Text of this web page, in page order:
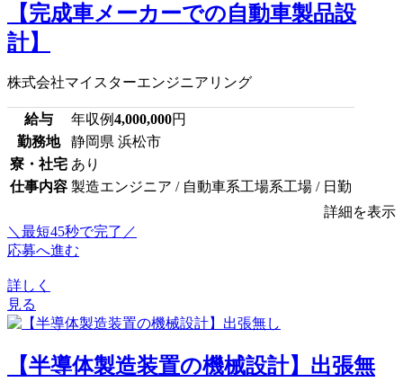
【完成車メーカーでの自動車製品設
計】
株式会社マイスターエンジニアリング
給与 年収例4,000,000円
勤務地
静岡県 浜松市
寮・社宅 あり
仕事内容 製造エンジニア / 自動車系工場系工場 / 日勤
詳細を表示
＼最短45秒で完了／
応募へ進む
詳しく
見る
【半導体製造装置の機械設計】出張無